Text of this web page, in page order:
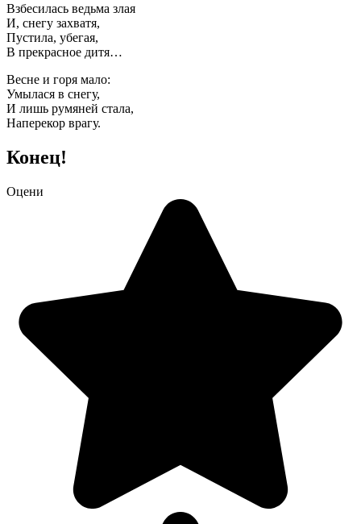
Взбесилась ведьма злая
И, снегу захватя,
Пустила, убегая,
В прекрасное дитя…
Весне и горя мало:
Умылася в снегу,
И лишь румяней стала,
Наперекор врагу.
Конец!
Оцени